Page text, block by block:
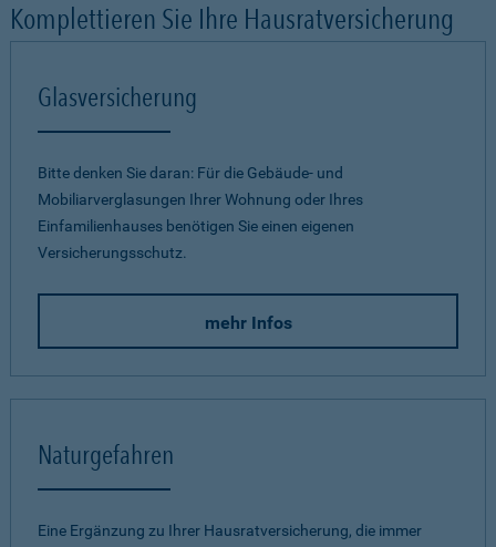
Komplettieren Sie Ihre Hausratversicherung
Glasversicherung
Bitte denken Sie daran: Für die Gebäude- und
Mobiliarverglasungen Ihrer Wohnung oder Ihres
Einfamilienhauses benötigen Sie einen eigenen
Versicherungsschutz.
mehr Infos
Naturgefahren
Eine Ergänzung zu Ihrer Hausratversicherung, die immer